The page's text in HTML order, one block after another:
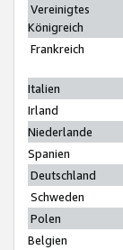
Vereinigtes
Königreich
Frankreich
Italien
Irland
Niederlande
Spanien
Deutschland
Schweden
Polen
Belgien